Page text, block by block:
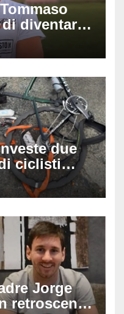
diventare
da
di Bologna
due
ciclisti
choc di un
Jorge
retroscena